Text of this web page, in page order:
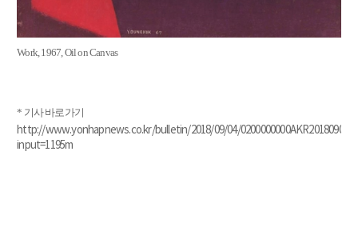
Work, 1967, Oil on Canvas
* 기사 바로가기
http://www.yonhapnews.co.kr/bulletin/2018/09/04/
input=1195m